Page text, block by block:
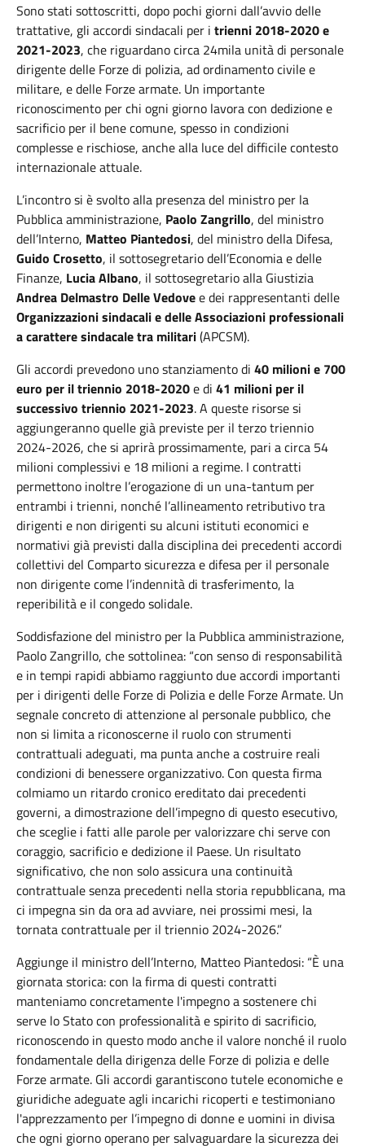
Sono stati sottoscritti, dopo pochi giorni dall’avvio delle
trattative, gli accordi sindacali per i trienni 2018-2020 e
2021-2023, che riguardano circa 24mila unità di personale
dirigente delle Forze di polizia, ad ordinamento civile e
militare, e delle Forze armate. Un importante
riconoscimento per chi ogni giorno lavora con dedizione e
sacrificio per il bene comune, spesso in condizioni
complesse e rischiose, anche alla luce del difficile contesto
internazionale attuale.
L’incontro si è svolto alla presenza del ministro per la
Pubblica amministrazione, Paolo Zangrillo, del ministro
dell’Interno, Matteo Piantedosi, del ministro della Difesa,
Guido Crosetto, il sottosegretario dell’Economia e delle
Finanze, Lucia Albano, il sottosegretario alla Giustizia
Andrea Delmastro Delle Vedovee dei rappresentanti delle
Organizzazioni sindacali e delle Associazioni professionali
a carattere sindacale tra militari(APCSM).
Gli accordi prevedono uno stanziamento di 40 milioni e 700
euro per il triennio 2018-2020e di 41 milioni per il
successivo triennio 2021-2023. A queste risorse si
aggiungeranno quelle già previste per il terzo triennio
2024-2026, che si aprirà prossimamente, pari a circa 54
milioni complessivi e 18 milioni a regime. I contratti
permettono inoltre l’erogazione di un una-tantum per
entrambi i trienni, nonché l’allineamento retributivo tra
dirigenti e non dirigenti su alcuni istituti economici e
normativi già previsti dalla disciplina dei precedenti accordi
collettivi del Comparto sicurezza e difesa per il personale
non dirigente come l’indennità di trasferimento, la
reperibilità e il congedo solidale.
Soddisfazione del ministro per la Pubblica amministrazione,
Paolo Zangrillo, che sottolinea: “con senso di responsabilità
e in tempi rapidi abbiamo raggiunto due accordi importanti
per i dirigenti delle Forze di Polizia e delle Forze Armate. Un
segnale concreto di attenzione al personale pubblico, che
non si limita a riconoscerne il ruolo con strumenti
contrattuali adeguati, ma punta anche a costruire reali
condizioni di benessere organizzativo. Con questa firma
colmiamo un ritardo cronico ereditato dai precedenti
governi, a dimostrazione dell’impegno di questo esecutivo,
che sceglie i fatti alle parole per valorizzare chi serve con
coraggio, sacrificio e dedizione il Paese. Un risultato
significativo, che non solo assicura una continuità
contrattuale senza precedenti nella storia repubblicana, ma
ci impegna sin da ora ad avviare, nei prossimi mesi, la
tornata contrattuale per il triennio 2024-2026.”
Aggiunge il ministro dell’Interno, Matteo Piantedosi: “È una
giornata storica: con la firma di questi contratti
manteniamo concretamente l'impegno a sostenere chi
serve lo Stato con professionalità e spirito di sacrificio,
riconoscendo in questo modo anche il valore nonché il ruolo
fondamentale della dirigenza delle Forze di polizia e delle
Forze armate. Gli accordi garantiscono tutele economiche e
giuridiche adeguate agli incarichi ricoperti e testimoniano
l'apprezzamento per l’impegno di donne e uomini in divisa
che ogni giorno operano per salvaguardare la sicurezza dei